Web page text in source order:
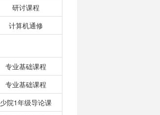
研讨课程
计算机通修
专业基础课程
专业基础课程
少院1年级导论课